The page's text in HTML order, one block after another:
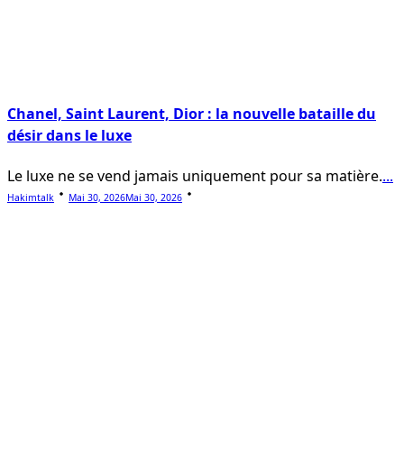
Chanel, Saint Laurent, Dior : la nouvelle bataille du
désir dans le luxe
Le luxe ne se vend jamais uniquement pour sa matière....
Hakimtalk Mai 30, 2026Mai 30, 2026